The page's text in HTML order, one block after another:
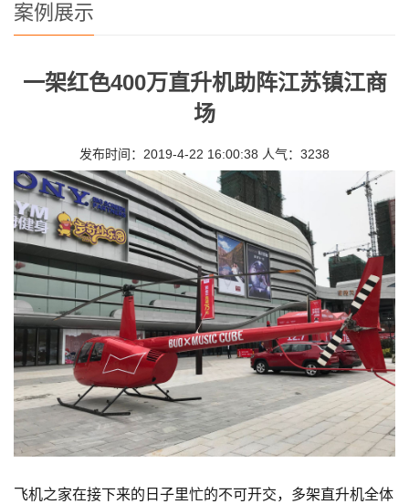
案例展示
一架红色400万直升机助阵江苏镇江商
场
发布时间：2019-4-22 16:00:38 人气：3238
飞机之家在接下来的日子里忙的不可开交，多架直升机全体